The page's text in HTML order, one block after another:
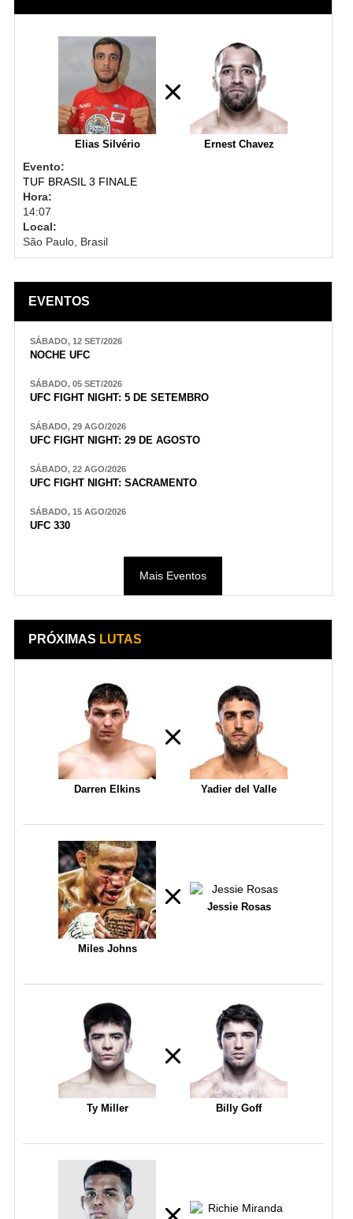
Elias Silvério Ernest Chavez
Evento:
TUF BRASIL 3 FINALE
Hora:
14:07
Local:
São Paulo, Brasil
EVENTOS
SÁBADO, 12 SET/2026
NOCHE UFC
SÁBADO, 05 SET/2026
UFC FIGHT NIGHT: 5 DE SETEMBRO
SÁBADO, 29 AGO/2026
UFC FIGHT NIGHT: 29 DE AGOSTO
SÁBADO, 22 AGO/2026
UFC FIGHT NIGHT: SACRAMENTO
SÁBADO, 15 AGO/2026
UFC 330
Mais Eventos
PRÓXIMAS LUTAS
Darren Elkins Yadier del Valle
Miles Johns
Jessie Rosas
Ty Miller Billy Goff